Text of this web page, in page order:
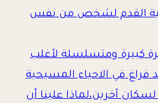
القدم لشخص من نفس
كبيرة ومتسلسلة لأغلب
في الاحياء المسيحية
آخرين،لماذا علينا أن